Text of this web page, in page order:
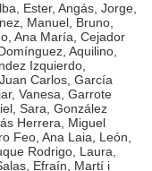
Ester, Angás, Jorge,
Manuel, Bruno,
Ana María, Cejador
Aquilino,
Izquierdo,
Carlos, García
Vanesa, Garrote
Sara, González
Herrera, Miguel
Feo, Ana Laia, León,
Rodrigo, Laura,
Efraín, Martí i